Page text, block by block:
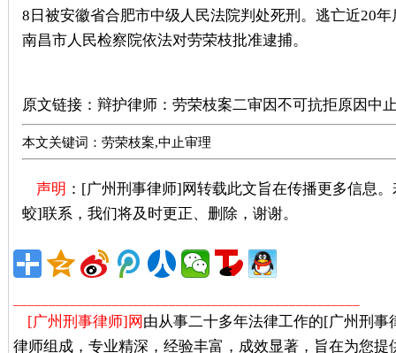
8日被安徽省合肥市中级人民法院判处死刑。逃亡近20
南昌市人民检察院依法对劳荣枝批准逮捕。
原文链接： 辩护律师：劳荣枝案二审因不可抗拒原因中
本文关键词：劳荣枝案,中止审理
声明 ：[广州刑事律师]网转载此文旨在传播更多信息
蛟]联系，我们将及时更正、删除，谢谢。
[广州刑事律师]网 由从事二十多年法律工作的[广州刑
律师组成，专业精深，经验丰富，成效显著，旨在为您